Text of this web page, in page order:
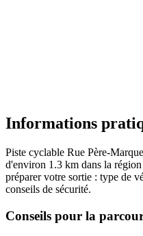
Informations
Piste cyclable Rue Père-
d'environ 1.3 km dans la
préparer votre sortie : type de
conseils de sécurité.
Conseils pour la